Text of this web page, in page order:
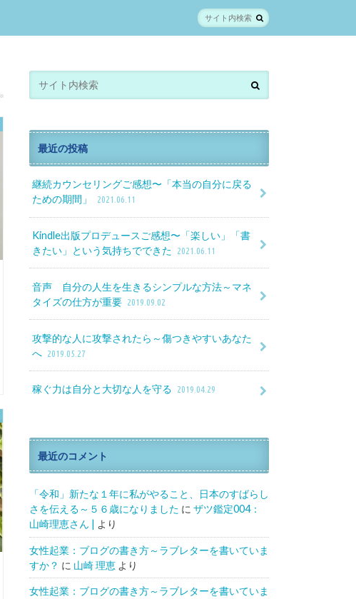
最近の投稿
継続カウンセリングご感想〜「本当の自分に戻る
ための期間」
2021.06.11
Kindle出版プロデュースご感想〜「楽しい」「書
きたい」という気持ちでできた
2021.06.11
音声 自分の人生を生きるシンプルな方法～マネ
タイズの仕方が重要 2019.09.02
攻撃的な人に攻撃されたら～傷つきやすいあなた
へ 2019.05.27
稼ぐ力は自分と大切な人を守る 2019.04.29
最近のコメント
「令和」新たな１年に私がやること、日本のすばらし
さを伝える～５６歳になりました に ザツ鑑定004：
山崎理恵さん |
より
女性起業：ブログの書き方～ラブレターを書いていま
すか？ に 山崎 理恵 より
女性起業：ブログの書き方～ラブレターを書いていま